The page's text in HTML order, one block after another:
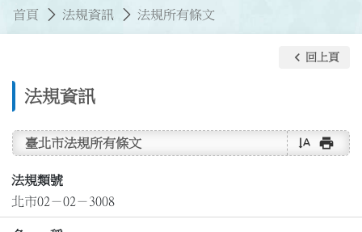
首頁 法規資訊 法規所有條文
法規資訊
keyboard_arrow_left 回上頁
臺北市法規所有條文 text_rotate_vertical print
法規類號
北市02－02－3008